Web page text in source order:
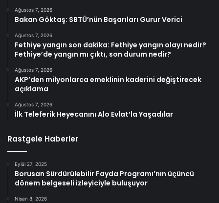
Ağustos 7, 2026
Bakan Göktaş: SBTÜ’nün Başarıları Gurur Verici
Ağustos 7, 2026
Fethiye yangın son dakika: Fethiye yangın olayı nedir?
Fethiye’de yangın mı çıktı, son durum nedir?
Ağustos 7, 2026
AKP’den milyonlarca emeklinin kaderini değiştirecek
açıklama
Ağustos 7, 2026
İlk Teleferik Heyecanını Alo Evlat’la Yaşadılar
Rastgele Haberler
Eylül 27, 2025
Borusan Sürdürülebilir Fayda Programı’nın üçüncü
dönem belgeseli izleyiciyle buluşuyor
Nisan 8, 2026